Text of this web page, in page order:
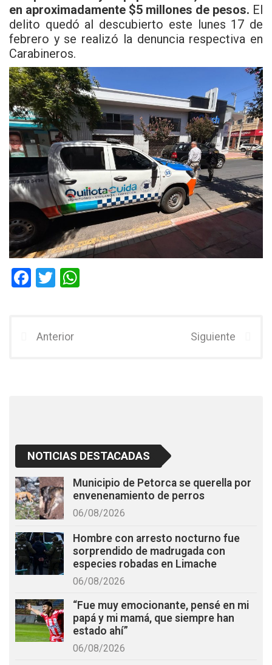
en aproximadamente $5 millones de pesos. El
delito quedó al descubierto este lunes 17 de
febrero y se realizó la denuncia respectiva en
Carabineros.
F
b
T
er
Anterior Siguiente
NOTICIAS DESTACADAS
Municipio de Petorca se querella por
envenenamiento de perros
06/08/2026
Hombre con arresto nocturno fue
sorprendido de madrugada con
especies robadas en Limache
06/08/2026
“Fue muy emocionante, pensé en mi
papá y mi mamá, que siempre han
estado ahí”
06/08/2026